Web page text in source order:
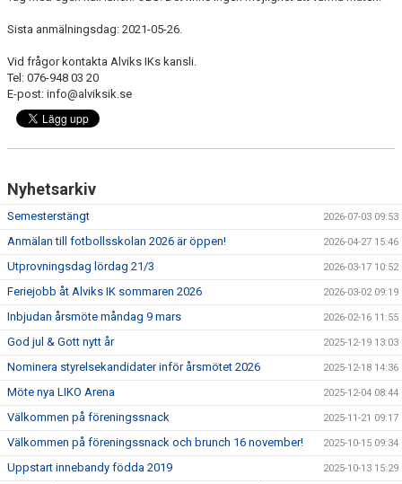
Sista anmälningsdag: 2021-05-26.
Vid frågor kontakta Alviks IKs kansli.
Tel: 076-948 03 20
E-post: info@alviksik.se
Nyhetsarkiv
Semesterstängt 2026-07-03 09:53
Anmälan till fotbollsskolan 2026 är öppen! 2026-04-27 15:46
Utprovningsdag lördag 21/3 2026-03-17 10:52
Feriejobb åt Alviks IK sommaren 2026 2026-03-02 09:19
Inbjudan årsmöte måndag 9 mars 2026-02-16 11:55
God jul & Gott nytt år 2025-12-19 13:03
Nominera styrelsekandidater inför årsmötet 2026 2025-12-18 14:36
Möte nya LIKO Arena 2025-12-04 08:44
Välkommen på föreningssnack 2025-11-21 09:17
Välkommen på föreningssnack och brunch 16 november! 2025-10-15 09:34
Uppstart innebandy födda 2019 2025-10-13 15:29